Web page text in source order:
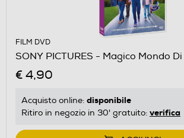
FILM DVD
SONY PICTURES - Magico Mondo
€ 4,90
Acquisto online: disponibile
Ritiro in negozio in 30' gratuito: verifica